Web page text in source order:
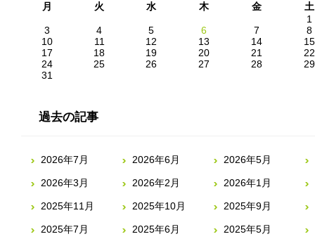
月 火 水 木 金
土
1
3
4 5 6 7
8
10
11 12 13 14
15
17
18 19 20 21
22
24
25 26 27 28
29
31
過去の記事
2026年7月 2026年6月 2026年5月
2026年3月 2026年2月 2026年1月
2025年11月 2025年10月 2025年9月
2025年7月 2025年6月 2025年5月